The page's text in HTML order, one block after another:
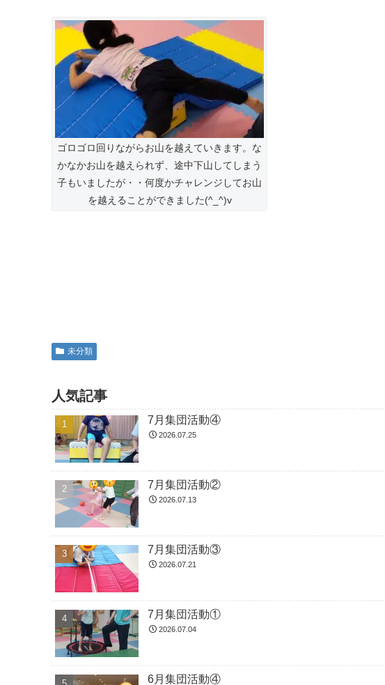
ゴロゴロ回りながらお山を越えていきます。な
かなかお山を越えられず、途中下山してしまう
子もいましたが・・何度かチャレンジしてお山
を越えることができました(^_^)v
未分類
人気記事
7月集団活動④
2026.07.25
7月集団活動②
2026.07.13
7月集団活動③
2026.07.21
7月集団活動①
2026.07.04
6月集団活動④